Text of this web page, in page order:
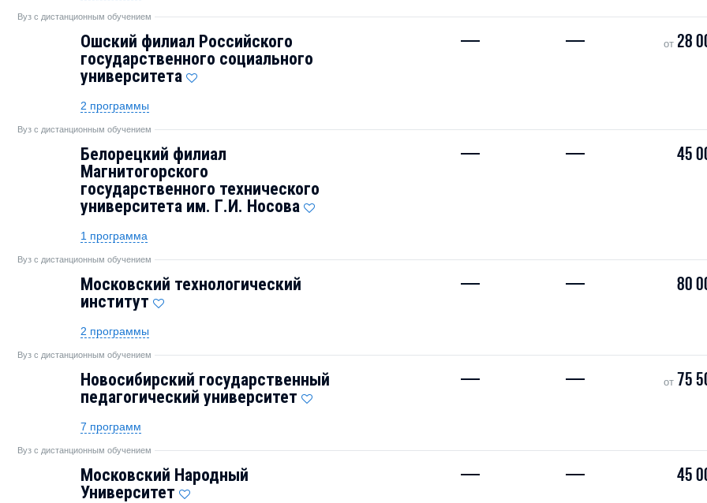
Вуз с дистанционным обучением
Ошский филиал Российского
государственного социального
университета
— — от 28
2 программы
Вуз с дистанционным обучением
Белорецкий филиал
Магнитогорского
государственного технического
университета им. Г.И. Носова
— — 45
1 программа
Вуз с дистанционным обучением
Московский технологический
институт
— — 80
2 программы
Вуз с дистанционным обучением
Новосибирский государственный
педагогический университет
— — от 75
7 программ
Вуз с дистанционным обучением
Московский Народный
Университет
— — 45